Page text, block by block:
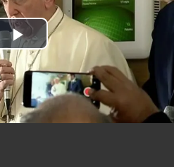
Play
Video